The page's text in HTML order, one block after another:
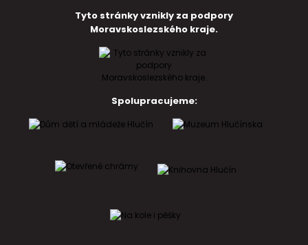
Tyto stránky vznikly za podpory
Moravskoslezského kraje.
Spolupracujeme: